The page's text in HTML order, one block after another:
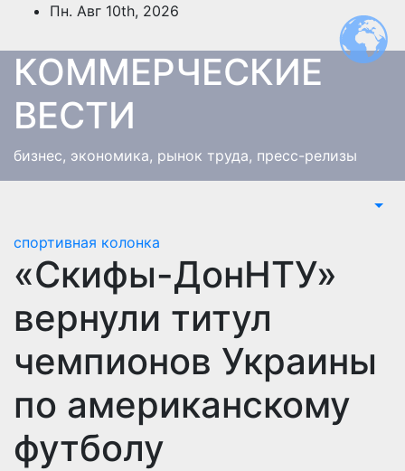
Перейти
содержимому
Пн. Авг 10th, 2026
КОММЕРЧЕСКИЕ
ВЕСТИ
бизнес, экономика, рынок труда, пресс-релизы
спортивная колонка
«Скифы-ДонНТУ»
вернули титул
чемпионов Украины
по американскому
футболу